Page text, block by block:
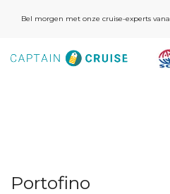
Bel morgen met onze cruise-experts
Portofino